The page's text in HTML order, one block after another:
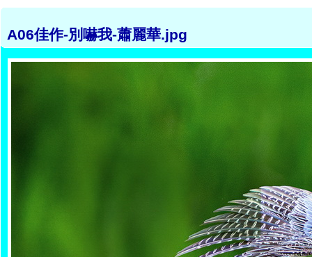
A06佳作-別嚇我-蕭麗華.jpg